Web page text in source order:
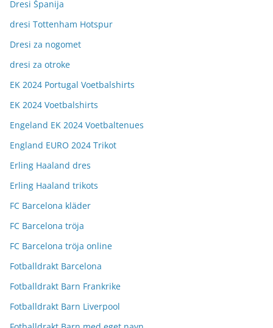
Dresi Španija
dresi Tottenham Hotspur
Dresi za nogomet
dresi za otroke
EK 2024 Portugal Voetbalshirts
EK 2024 Voetbalshirts
Engeland EK 2024 Voetbaltenues
England EURO 2024 Trikot
Erling Haaland dres
Erling Haaland trikots
FC Barcelona kläder
FC Barcelona tröja
FC Barcelona tröja online
Fotballdrakt Barcelona
Fotballdrakt Barn Frankrike
Fotballdrakt Barn Liverpool